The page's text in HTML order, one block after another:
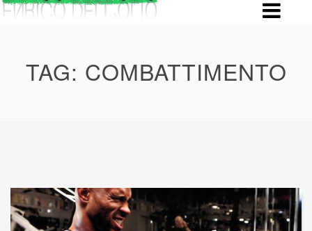
Skip
TAG: COMBATTIMENTO